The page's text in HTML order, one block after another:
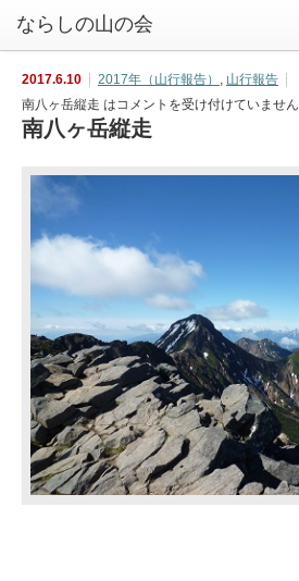
2017.6.10 2017年（山行報告） , 山行報告
南八ヶ岳縦走 はコメントを受け付けていません
南八ヶ岳縦走